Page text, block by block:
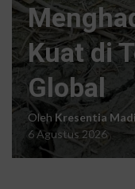
Kuat di
Global
Oleh Kresentia
6 Agustus 2026